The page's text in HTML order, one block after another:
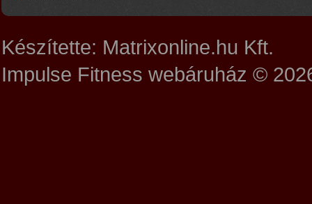
Készítette: Matrixonline.hu Kft.
Impulse Fitness webáruház ©